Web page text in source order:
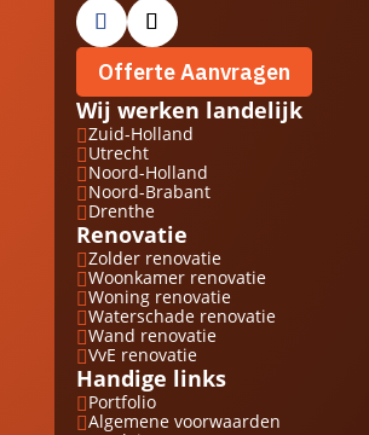
Offerte Aanvragen
Wij werken landelijk
Zuid-Holland
Utrecht
Noord-Holland
Noord-Brabant
Drenthe
Renovatie
Zolder renovatie
Woonkamer renovatie
Woning renovatie
Waterschade renovatie
Wand renovatie
VvE renovatie
Handige links
 Portfolio
Algemene voorwaarden